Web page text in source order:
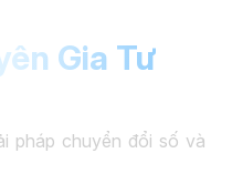
Gia Tư
pháp chuyển đổi số và